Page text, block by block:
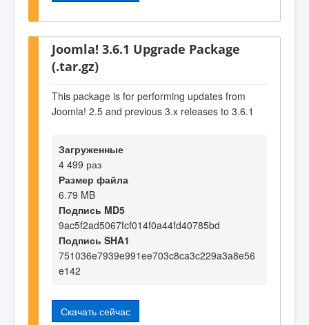
Joomla! 3.6.1 Upgrade Package
(.tar.gz)
This package is for performing updates from
Joomla! 2.5 and previous 3.x releases to 3.6.1
Загруженные
4 499 раз
Размер файла
6.79 MB
Подпись MD5
9ac5f2ad5067fcf014f0a44fd40785bd
Подпись SHA1
751036e7939e991ee703c8ca3c229a3a8e56
e142
Скачать сейчас